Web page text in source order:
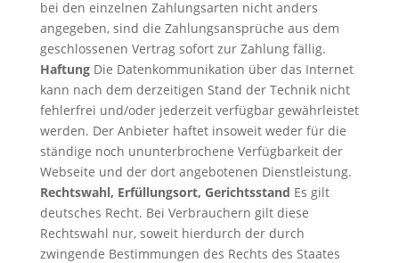
bei den einzelnen Zahlungsarten nicht anders
angegeben, sind die Zahlungsansprüche aus dem
geschlossenen Vertrag sofort zur Zahlung fällig.
HaftungDie Datenkommunikation über das Internet
kann nach dem derzeitigen Stand der Technik nicht
fehlerfrei und/oder jederzeit verfügbar gewährleistet
werden. Der Anbieter haftet insoweit weder für die
ständige noch ununterbrochene Verfügbarkeit der
Webseite und der dort angebotenen Dienstleistung.
Rechtswahl, Erfüllungsort, Gerichtsstand Es gilt
deutsches Recht. Bei Verbrauchern gilt diese
Rechtswahl nur, soweit hierdurch der durch
zwingende Bestimmungen des Rechts des Staates